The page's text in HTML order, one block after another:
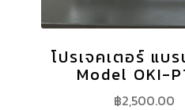
โปรเจคเตอร์ แบ
Model OKI-
฿2,500.00